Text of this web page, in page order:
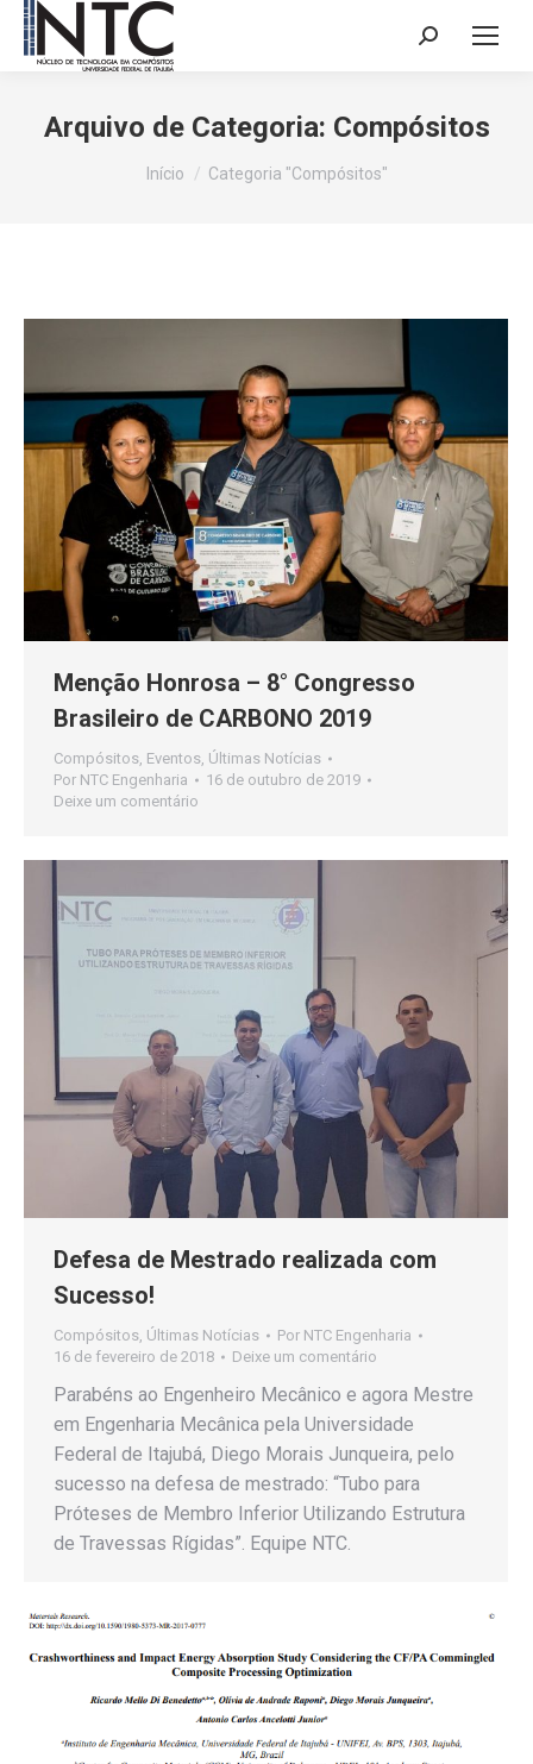
Search:
Arquivo de Categoria: Compósitos
Você está aqui:
Início Categoria "Compósitos"
Menção Honrosa – 8° Congresso
Brasileiro de CARBONO 2019
Compósitos, Eventos, Últimas Notícias
Por NTC Engenharia
16 de outubro de 2019
Deixe um comentário
Defesa de Mestrado realizada com
Sucesso!
Compósitos, Últimas Notícias Por NTC Engenharia
16 de fevereiro de 2018
Deixe um comentário
Parabéns ao Engenheiro Mecânico e agora Mestre
em Engenharia Mecânica pela Universidade
Federal de Itajubá, Diego Morais Junqueira, pelo
sucesso na defesa de mestrado: “Tubo para
Próteses de Membro Inferior Utilizando Estrutura
de Travessas Rígidas”. Equipe NTC.